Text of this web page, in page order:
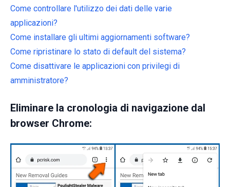
Come controllare l'utilizzo dei dati delle varie
applicazioni?
Come installare gli ultimi aggiornamenti software?
Come ripristinare lo stato di default del sistema?
Come disattivare le applicazioni con privilegi di
amministratore?
Eliminare la cronologia di navigazione dal
browser Chrome: